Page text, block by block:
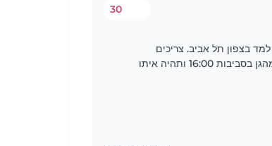
30
בייביסיטר בשכונת למד בצפון תל אביב. צריכים
בייביסיטר שתוציא את הילד בן 4 מהגן בסביבות 16:00 ותהיה איתו